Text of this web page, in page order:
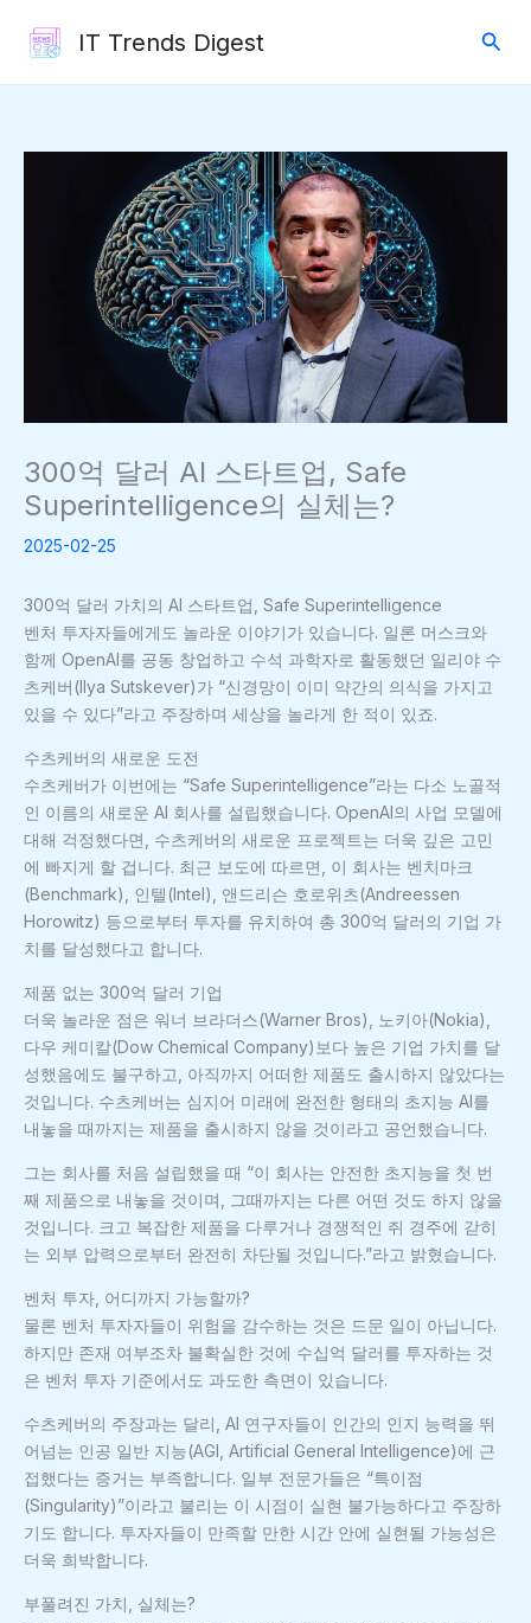
IT Trends Digest
검
300억 달러 AI 스타트업, Safe
Superintelligence의 실체는?
2025-02-25
300억 달러 가치의 AI 스타트업, Safe Superintelligence
벤처 투자자들에게도 놀라운 이야기가 있습니다. 일론 머스크와
함께 OpenAI를 공동 창업하고 수석 과학자로 활동했던 일리야 수
츠케버(Ilya Sutskever)가 “신경망이 이미 약간의 의식을 가지고
있을 수 있다”라고 주장하며 세상을 놀라게 한 적이 있죠.
수츠케버의 새로운 도전
수츠케버가 이번에는 “Safe Superintelligence”라는 다소 노골적
인 이름의 새로운 AI 회사를 설립했습니다. OpenAI의 사업 모델에
대해 걱정했다면, 수츠케버의 새로운 프로젝트는 더욱 깊은 고민
에 빠지게 할 겁니다. 최근 보도에 따르면, 이 회사는 벤치마크
(Benchmark), 인텔(Intel), 앤드리슨 호로위츠(Andreessen
Horowitz) 등으로부터 투자를 유치하여 총 300억 달러의 기업 가
치를 달성했다고 합니다.
제품 없는 300억 달러 기업
더욱 놀라운 점은 워너 브라더스(Warner Bros), 노키아(Nokia),
다우 케미칼(Dow Chemical Company)보다 높은 기업 가치를 달
성했음에도 불구하고, 아직까지 어떠한 제품도 출시하지 않았다는
것입니다. 수츠케버는 심지어 미래에 완전한 형태의 초지능 AI를
내놓을 때까지는 제품을 출시하지 않을 것이라고 공언했습니다.
그는 회사를 처음 설립했을 때 “이 회사는 안전한 초지능을 첫 번
째 제품으로 내놓을 것이며, 그때까지는 다른 어떤 것도 하지 않을
것입니다. 크고 복잡한 제품을 다루거나 경쟁적인 쥐 경주에 갇히
는 외부 압력으로부터 완전히 차단될 것입니다.”라고 밝혔습니다.
벤처 투자, 어디까지 가능할까?
물론 벤처 투자자들이 위험을 감수하는 것은 드문 일이 아닙니다.
하지만 존재 여부조차 불확실한 것에 수십억 달러를 투자하는 것
은 벤처 투자 기준에서도 과도한 측면이 있습니다.
수츠케버의 주장과는 달리, AI 연구자들이 인간의 인지 능력을 뛰
어넘는 인공 일반 지능(AGI, Artificial General Intelligence)에 근
접했다는 증거는 부족합니다. 일부 전문가들은 “특이점
(Singularity)”이라고 불리는 이 시점이 실현 불가능하다고 주장하
기도 합니다. 투자자들이 만족할 만한 시간 안에 실현될 가능성은
더욱 희박합니다.
부풀려진 가치, 실체는?